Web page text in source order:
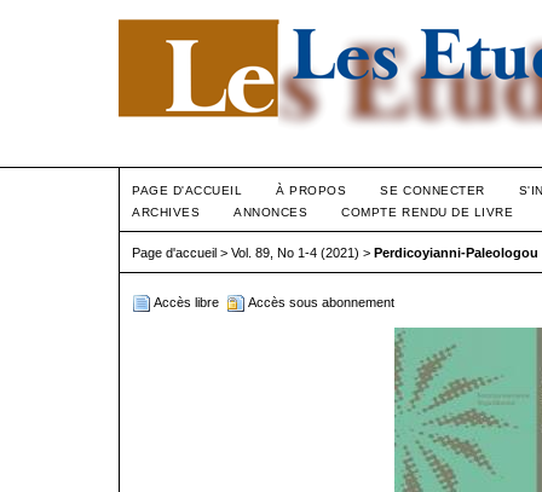
PAGE D'ACCUEIL À PROPOS SE CONNECTER
ARCHIVES
ANNONCES COMPTE RENDU DE LIVRE
Page d'accueil > Vol. 89, No 1-4 (2021) > Perdicoyianni-Paleologou
Accès libre Accès sous abonnement